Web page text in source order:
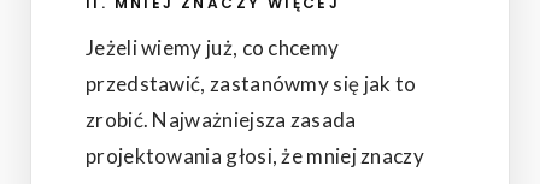
Jeżeli wiemy już, co chcemy
przedstawić, zastanówmy się jak to
zrobić. Najważniejsza zasada
projektowania głosi, że mniej znaczy